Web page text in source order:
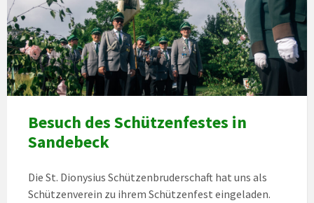
Besuch des Schützenfestes in
Sandebeck
Die St. Dionysius Schützenbruderschaft hat uns als
Schützenverein zu ihrem Schützenfest eingeladen.